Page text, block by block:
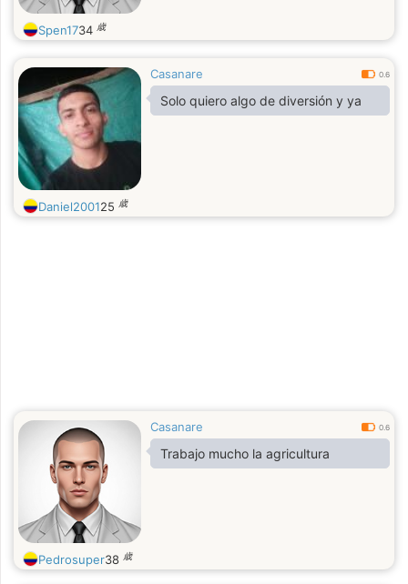
Spen1734 歳
Casanare 0.6
Solo quiero algo de diversión y ya
Daniel200125 歳
Casanare 0.6
Trabajo mucho la agricultura
Pedrosuper38 歳